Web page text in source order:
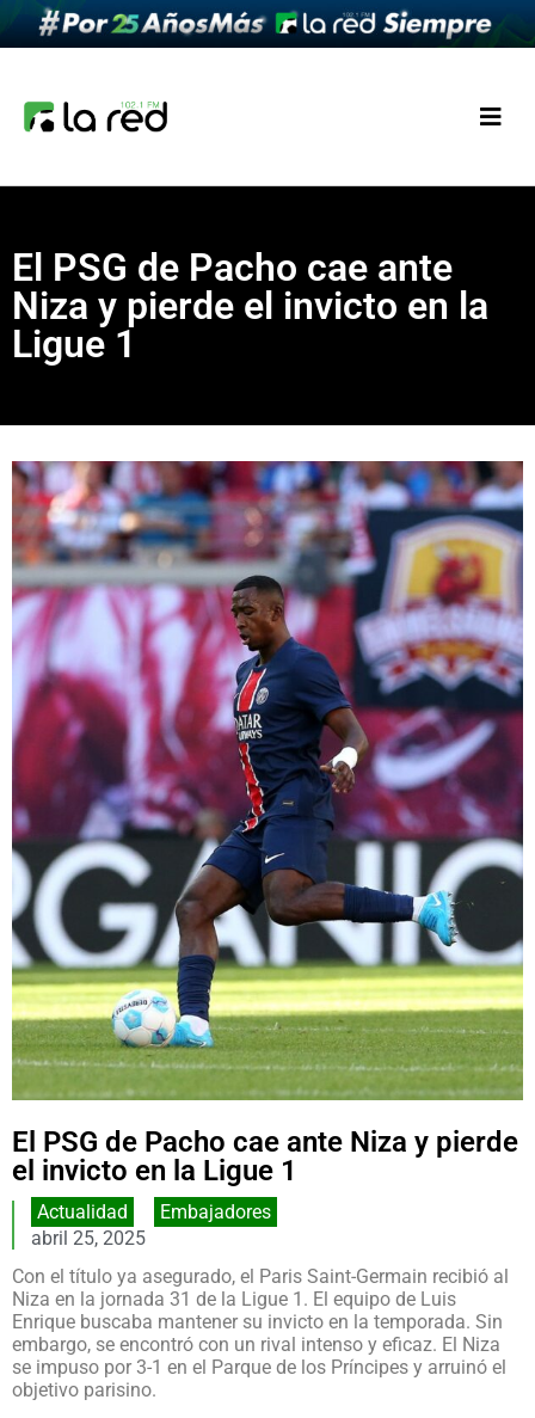
El PSG de Pacho cae ante
Niza y pierde el invicto en la
Ligue 1
El PSG de Pacho cae ante Niza y pierde
el invicto en la Ligue 1
Actualidad
Embajadores
abril 25, 2025
Con el título ya asegurado, el Paris Saint-Germain recibió al
Niza en la jornada 31 de la Ligue 1. El equipo de Luis
Enrique buscaba mantener su invicto en la temporada. Sin
embargo, se encontró con un rival intenso y eficaz. El Niza
se impuso por 3-1 en el Parque de los Príncipes y arruinó el
objetivo parisino.